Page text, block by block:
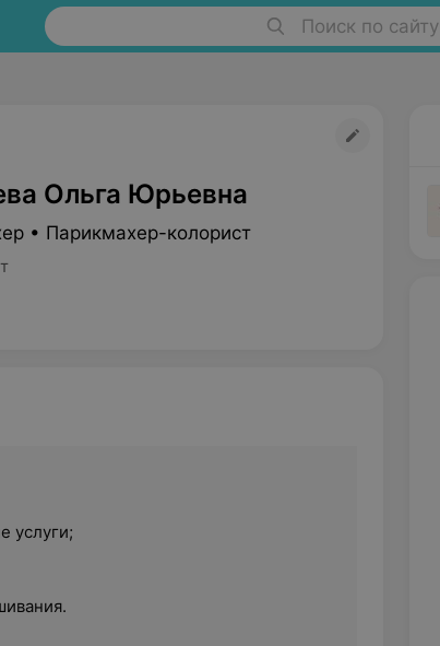
Поиск по сайту
Ольга Юрьевна
• Парикмахер-колорист
услуги;